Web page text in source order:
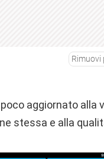
Rimuovi
aggiornato
stessa e alla